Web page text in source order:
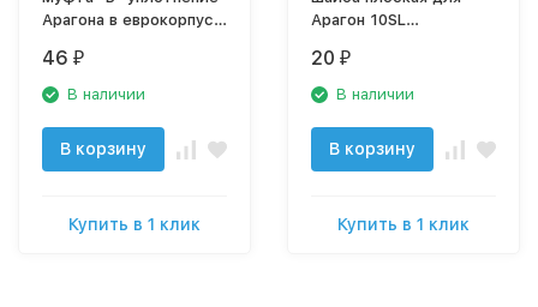
Арагона в еврокорпус,
46 ₽
В наличии
В корзину
Купить в 1 клик
Арагон 10SL
23024
20 ₽
В наличии
В корзину
Купить в 1 клик